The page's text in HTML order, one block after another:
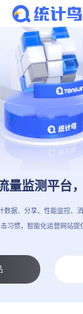
量监测平台
数据、分享、性能监控、消
习惯，智能化运营网站提